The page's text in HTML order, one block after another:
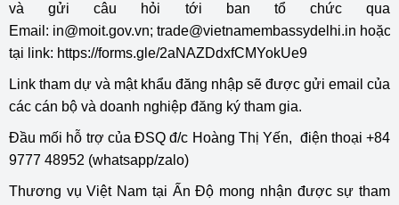
và gửi câu hỏi tới ban tổ chức qua
Email: in@moit.gov.vn; trade@vietnamembassydelhi.in hoặc
tại link: https://forms.gle/2aNAZDdxfCMYokUe9
Link tham dự và mật khẩu đăng nhập sẽ được gửi email của
các cán bộ và doanh nghiệp đăng ký tham gia.
Đầu mối hỗ trợ của ĐSQ đ/c Hoàng Thị Yến, điện thoại +84
9777 48952 (whatsapp/zalo)
Thương vụ Việt Nam tại Ấn Độ mong nhận được sự tham